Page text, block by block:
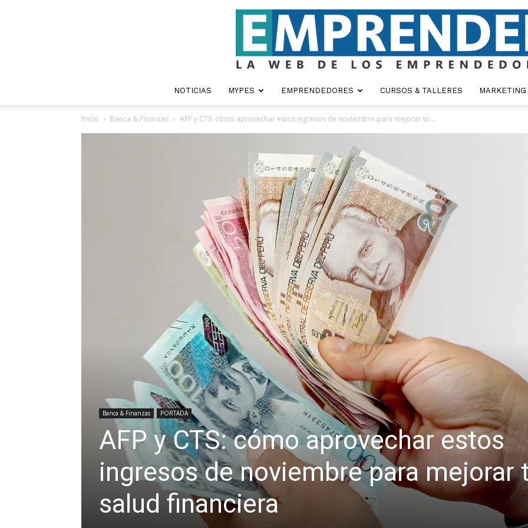
NOTICIAS MYPES EMPRENDEDORES CURSOS & TALLERES MARKETING
Inicio Banca & Finanzas AFP y CTS: cómo aprovechar estos ingresos de noviembre para mejorar tu...
Banca & Finanzas PORTADA
AFP y CTS: cómo aprovechar estos
ingresos de noviembre para mejorar
salud financiera